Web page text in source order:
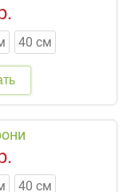
40 см
40 см